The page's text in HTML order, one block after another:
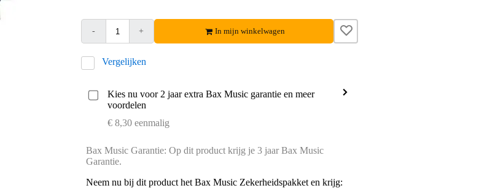
- + In mijn winkelwagen
Vergelijken
Kies nu voor 2 jaar extra Bax Music garantie en meer
voordelen
€ 8,30 eenmalig
Bax Music Garantie: Op dit product krijg je 3 jaar Bax Music
Garantie.
Neem nu bij dit product het Bax Music Zekerheidspakket en krijg: